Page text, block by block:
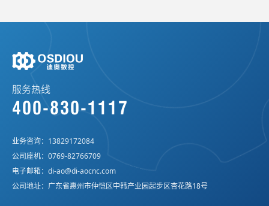
服务热线
400-830-1117
业务咨询： 13829172084
公司座机： 0769-82766709
电子邮箱： di-ao@di-aocnc.com
公司地址：广东省惠州市仲恺区中韩产业园起步区杏花路18号